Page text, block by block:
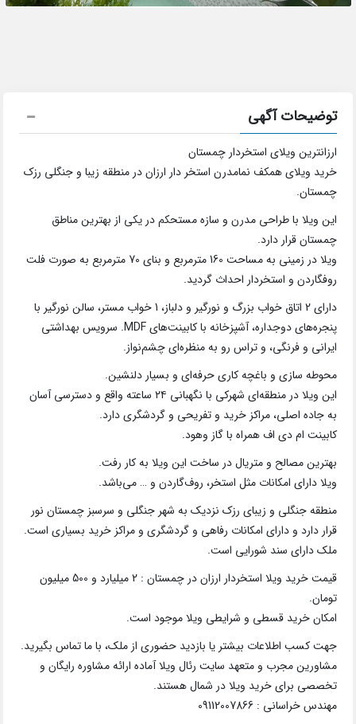
توضیحات آگهی
ارزانترین ویلای استخردار چمستان
خرید ویلای همکف نمامدرن استخر دار ارزان در منطقه زیبا و جنگلی رزک
چمستان.
این ویلا با طراحی مدرن و سازه مستحکم در یکی از بهترین مناطق
چمستان قرار دارد.
ویلا در زمینی به مساحت 160 مترمربع و بنای 70 مترمربع به صورت فلت
روفگاردن و استخردار احداث گردید.
دارای 2 اتاق خواب بزرگ و نورگیر و دلباز، 1 خواب مستر، سالن نورگیر با
پنجره‌های دوجداره، آشپزخانه با کابینت‌های MDF. سرویس بهداشتی
ایرانی و فرنگی، و تراس رو به منظره‌ای چشم‌نواز.
محوطه سازی و باغچه کاری حرفه‌ای و بسیار دلنشین.
این ویلا در منطقه‌ای شهرکی با نگهبانی ۲۴ ساعته واقع و دسترسی آسان
به جاده اصلی، مراکز خرید و تفریحی و گردشگری دارد.
کابینت ام دی اف همراه با گاز وهود.
بهترین مصالح و متریال در ساخت این ویلا به کار رفت.
ویلا دارای امکانات مثل استخر، روف‌گاردن و … می‌باشد.
منطقه جنگلی و زیبای رزک نزدیک به شهر جنگلی و سرسبز چمستان نور
قرار دارد و دارای امکانات رفاهی و گردشگری و مراکز خرید بسیاری است.
ملک دارای سند شورایی است.
قیمت خرید ویلا استخردار ارزان در چمستان : 2 میلیارد و 500 میلیون
تومان.
امکان خرید قسطی و شرایطی ویلا موجود است.
جهت کسب اطلاعات بیشتر یا بازدید حضوری از ملک، با ما تماس بگیرید.
مشاورین مجرب و متعهد سایت رئال ویلا آماده ارائه مشاوره رایگان و
تخصصی برای خرید ویلا در شمال هستند.
مهندس خراسانی : 09112007866